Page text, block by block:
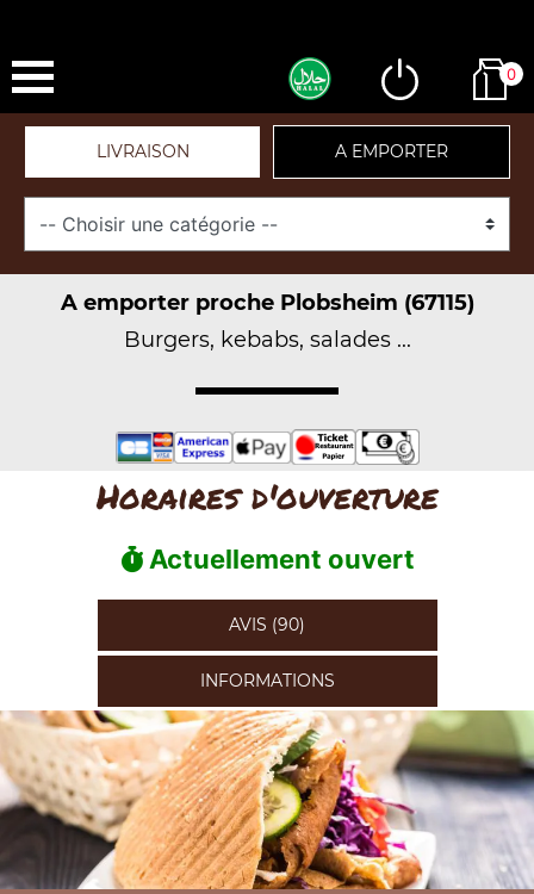
0
LIVRAISON A EMPORTER
A emporter proche Plobsheim (67115)
Burgers, kebabs, salades ...
Horaires d'ouverture
Actuellement ouvert
AVIS (90)
INFORMATIONS